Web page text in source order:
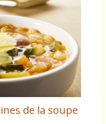
de la soupe